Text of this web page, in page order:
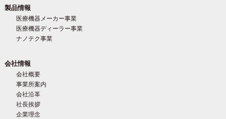
製品情報
医療機器メーカー事業
医療機器ディーラー事業
ナノテク事業
会社情報
会社概要
事業所案内
会社沿革
社長挨拶
企業理念